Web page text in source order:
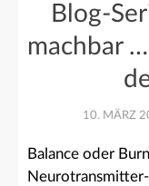
Blog-
machbar
10. MÄRZ
Balance oder